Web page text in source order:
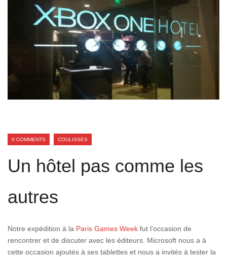
0 COMMENTS COULISSES
Un hôtel pas comme les
autres
Notre expédition à la Paris Games Week fut l’occasion de
rencontrer et de discuter avec les éditeurs. Microsoft nous a à
cette occasion ajoutés à ses tablettes et nous a invités à tester la